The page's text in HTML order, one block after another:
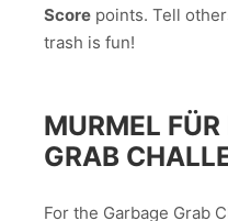
Score points. Tell
trash is fun!
MURMEL
GRAB
For the Garbage Grab